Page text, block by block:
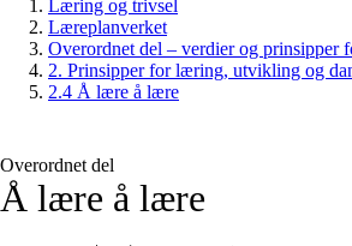
Læring og trivsel
Læreplanverket
Overordnet del – verdier og prinsipper
2. Prinsipper for læring, utvikling og
2.4 Å lære å lære
Overordnet del
Å lære å lære